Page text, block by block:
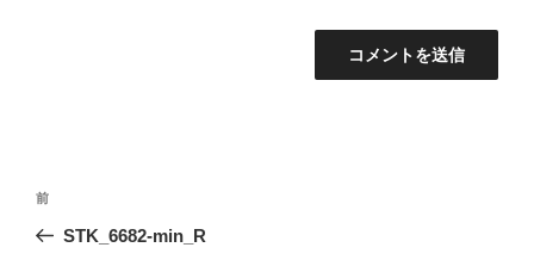
投
ナ
前
の
前
STK_6682-min_R